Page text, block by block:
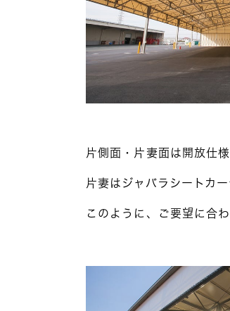
片側面・片妻面は開放仕様
片妻はジャバラシートカー
このように、ご要望に合